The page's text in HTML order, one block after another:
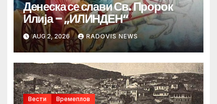
Денеска се слави Св. Пророк
Илија – „ИЛИНДЕН“
AUG 2, 2026 RADOVIS NEWS
Вести Времеплов